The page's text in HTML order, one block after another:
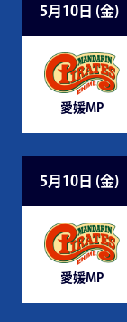
5月10日 (金)
愛媛MP
5月10日 (金)
愛媛MP